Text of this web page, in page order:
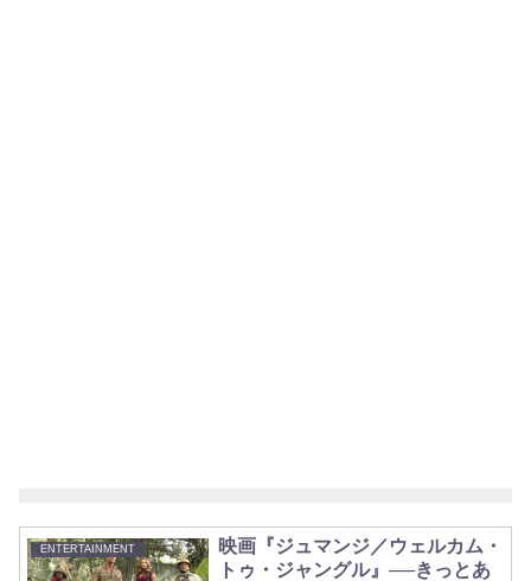
ENTERTAINMENT
映画『ジュマンジ／ウェルカム・
トゥ・ジャングル』──きっとあ